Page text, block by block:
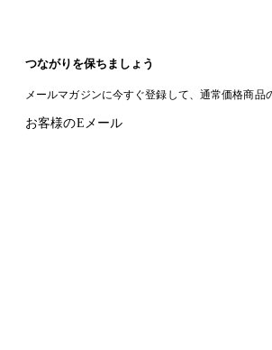
つながりを保ちましょう
メールマガジンに今すぐ登録して、通常価格商品
お客様のEメール